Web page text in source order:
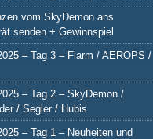
vom SkyDemon ans
senden + Gewinnspiel
– Tag 3 – Flarm / AEROPS /
– Tag 2 – SkyDemon /
/ Segler / Hubis
– Tag 1 – Neuheiten und